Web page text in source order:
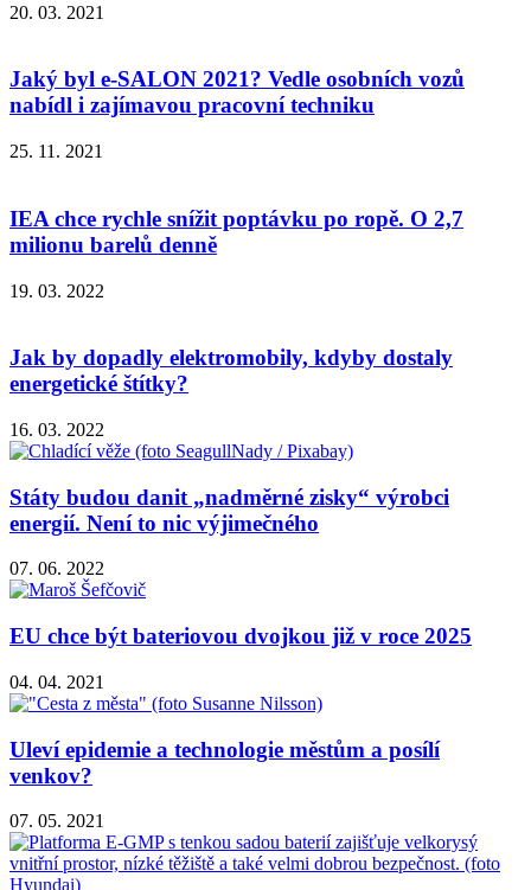
20. 03. 2021
Jaký byl e-SALON 2021? Vedle osobních vozů
nabídl i zajímavou pracovní techniku
25. 11. 2021
IEA chce rychle snížit poptávku po ropě. O 2,7
milionu barelů denně
19. 03. 2022
Jak by dopadly elektromobily, kdyby dostaly
energetické štítky?
16. 03. 2022
Státy budou danit „nadměrné zisky“ výrobci
energií. Není to nic výjimečného
07. 06. 2022
EU chce být bateriovou dvojkou již v roce 2025
04. 04. 2021
Uleví epidemie a technologie městům a posílí
venkov?
07. 05. 2021